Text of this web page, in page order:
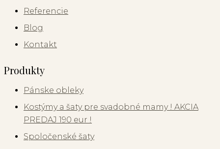
Referencie
Blog
Kontakt
Produkty
Pánske obleky
Kostýmy a šaty pre svadobné mamy ! AKCIA
PREDAJ 190 eur !
Spoločenské šaty